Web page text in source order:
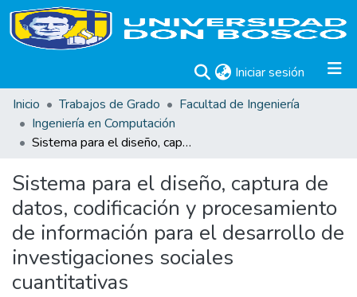
Iniciar sesión (current)
Inicio
Trabajos de Grado
Facultad de Ingeniería
Ingeniería en Computación
Sistema para el diseño, captura de datos, codificación y procesamiento de información para el desarrollo de investigaciones sociales cuantitativas
Sistema para el diseño, captura de
datos, codificación y procesamiento
de información para el desarrollo de
investigaciones sociales
cuantitativas